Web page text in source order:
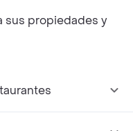
sus propiedades y